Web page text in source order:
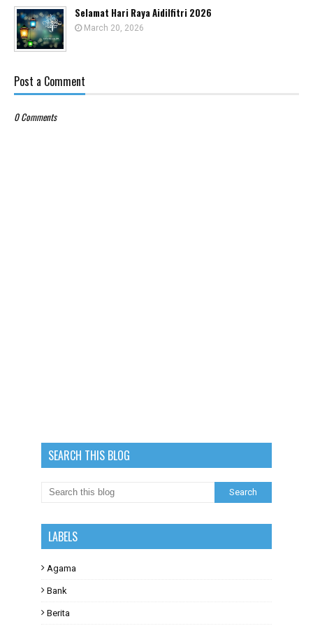
Selamat Hari Raya Aidilfitri 2026
March 20, 2026
Post a Comment
0 Comments
SEARCH THIS BLOG
LABELS
Agama
Bank
Berita